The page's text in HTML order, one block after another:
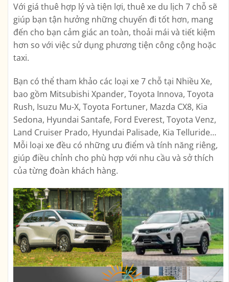
Với giá thuê hợp lý và tiện lợi, thuê xe du lịch 7 chỗ sẽ
giúp bạn tận hưởng những chuyến đi tốt hơn, mang
đến cho bạn cảm giác an toàn, thoải mái và tiết kiệm
hơn so với việc sử dụng phương tiện công cộng hoặc
taxi.
Bạn có thể tham khảo các loại xe 7 chỗ tại Nhiều Xe,
bao gồm Mitsubishi Xpander, Toyota Innova, Toyota
Rush, Isuzu Mu-X, Toyota Fortuner, Mazda CX8, Kia
Sedona, Hyundai Santafe, Ford Everest, Toyota Venz,
Land Cruiser Prado, Hyundai Palisade, Kia Telluride…
Mỗi loại xe đều có những ưu điểm và tính năng riêng,
giúp điều chỉnh cho phù hợp với nhu cầu và sở thích
của từng đoàn khách hàng.